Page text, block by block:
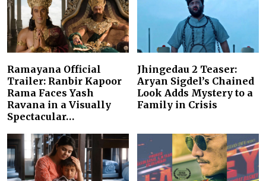
Ramayana Official
Trailer: Ranbir Kapoor
Rama Faces Yash
Ravana in a Visually
Spectacular…
Jhingedau 2 Teaser:
Aryan Sigdel’s Chained
Look Adds Mystery to a
Family in Crisis